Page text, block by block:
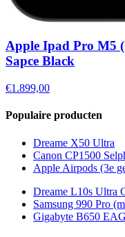
Apple Ipad Pro M5
Sapce Black
€1.899,00
Populaire producten
Dreame X50 Ultra
Canon CP1500
Apple Airpods (3e
Dreame L10s Ultra
Samsung 990 Pro
Gigabyte B650